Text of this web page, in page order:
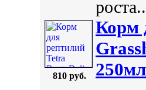
810 руб.
Корм
250мл